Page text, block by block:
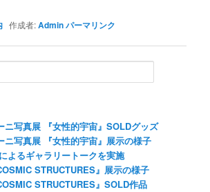
作成者:Adminパーマリンク
ニ写真展 『女性的宇宙』SOLDグッズ
ニ写真展 『女性的宇宙』展示の様子
よるギャラリートークを実施
STRUCTURES』展示の様子
STRUCTURES』SOLD作品